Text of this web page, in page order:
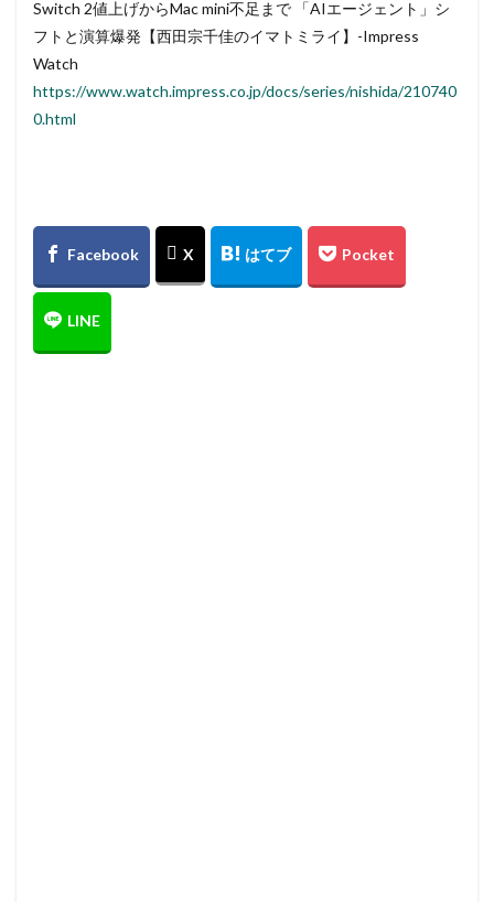
Switch 2値上げからMac mini不足まで 「AIエージェント」シ
フトと演算爆発【西田宗千佳のイマトミライ】-Impress
Watch
https://www.watch.impress.co.jp/docs/series/nishida/210740
0.html